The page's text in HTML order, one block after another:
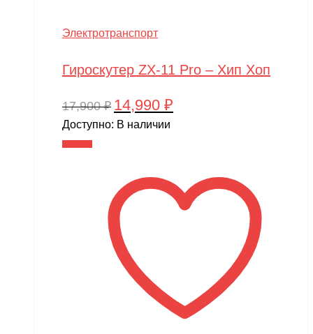
Электротранспорт
Гироскутер ZX-11 Pro – Хип Хоп
17,900₽ Первоначальная
цена
14,990 ₽
Доступно: В наличии